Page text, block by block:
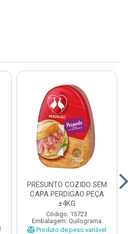
PRESUNTO COZIDO SEM
CAPA PERDIGAO PEÇA
±4KG
Código: 15723
Embalagem: Quilograma
Produto de peso variável